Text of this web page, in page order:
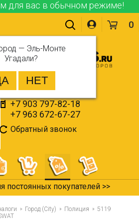
для вас в обычном режиме!
— Эль-Монте
Угадали?
+7 903 797-82-18
+7 963 672-67-27
Обратный звонок
0
в наличии >>
Город (City) Полиция
5119